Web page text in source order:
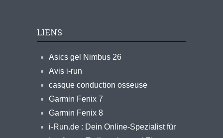
LIENS
Asics gel Nimbus 26
Avis i-run
casque conduction osseuse
Garmin Fenix 7
Garmin Fenix 8
i-Run.de : Dein Online-Spezialist für